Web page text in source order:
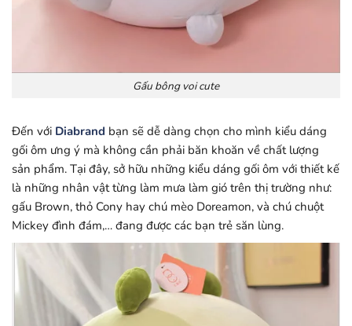
Gấu bông voi cute
Đến với Diabrand bạn sẽ dễ dàng chọn cho mình kiểu dáng
gối ôm ưng ý mà không cần phải băn khoăn về chất lượng
sản phẩm. Tại đây, sở hữu những kiểu dáng gối ôm với thiết kế
là những nhân vật từng làm mưa làm gió trên thị trường như:
gấu Brown, thỏ Cony hay chú mèo Doreamon, và chú chuột
Mickey đình đám,… đang được các bạn trẻ săn lùng.